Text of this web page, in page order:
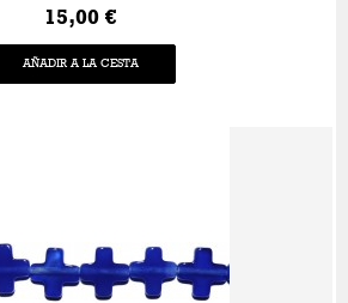
15,00 €
AÑADIR A LA CESTA